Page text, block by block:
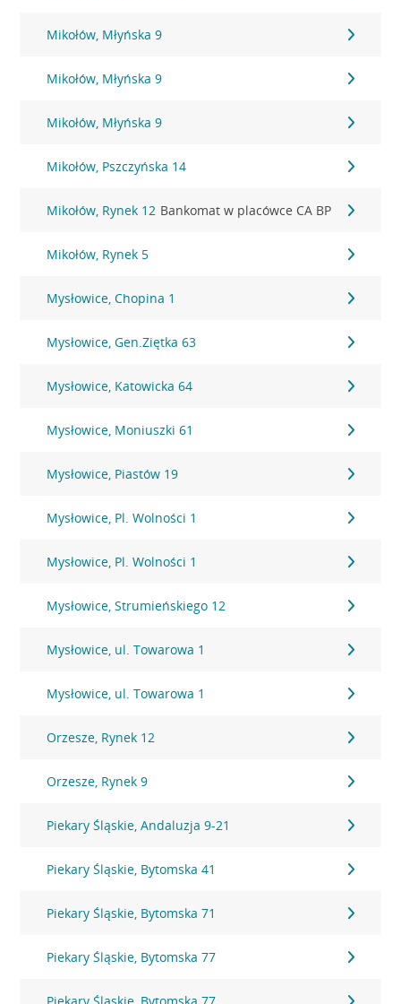
Mikołów, Młyńska 9
Mikołów, Młyńska 9
Mikołów, Młyńska 9
Mikołów, Pszczyńska 14
Mikołów, Rynek 12 Bankomat w placówce CA BP
Mikołów, Rynek 5
Mysłowice, Chopina 1
Mysłowice, Gen.Ziętka 63
Mysłowice, Katowicka 64
Mysłowice, Moniuszki 61
Mysłowice, Piastów 19
Mysłowice, Pl. Wolności 1
Mysłowice, Pl. Wolności 1
Mysłowice, Strumieńskiego 12
Mysłowice, ul. Towarowa 1
Mysłowice, ul. Towarowa 1
Orzesze, Rynek 12
Orzesze, Rynek 9
Piekary Śląskie, Andaluzja 9-21
Piekary Śląskie, Bytomska 41
Piekary Śląskie, Bytomska 71
Piekary Śląskie, Bytomska 77